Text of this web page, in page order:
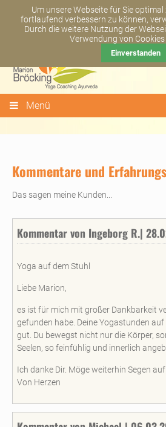
Newsletter abonnieren Kontakt
Menü
Kommentare und
Das sagen meine Kunden...
Kommentar von Ingeborg R.|
Yoga auf dem Stuhl
Liebe Marion,
es ist für mich mit großer Dankbarkeit
gefunden habe. Deine Yogastunden
gut. Du bewegst nicht nur die Körper,
Seelen, so feinfühlig und innerlich
Ich danke Dir. Möge weiterhin Segen
Von Herzen
Um unsere Webseite für Sie
fortlaufend verbessern zu können,
Durch die weitere Nutzung der
Verwendung von Cookies
Einverstanden